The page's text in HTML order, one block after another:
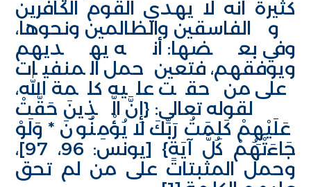
كثيرة أنه لا يهدي القوم الكافرين
والفاسقين والظالمين ونحوها،
وفي بعضها: أنه يهديهم
ويوفقهم، فتعين حمل المنفيات
على من حقت عليه كلمة الله،
لقوله تعالى: {إِنَّ الَّذِينَ حَقَّتْ
عَلَيْهِمْ كَلِمَتُ رَبِّكَ لا يُؤْمِنُونَ * وَلَوْ
جَاءَتْهُمْ كُلُّ آيَةٍ} [يونس: 96، 97]،
وحمل المثبتات على من لم تحق